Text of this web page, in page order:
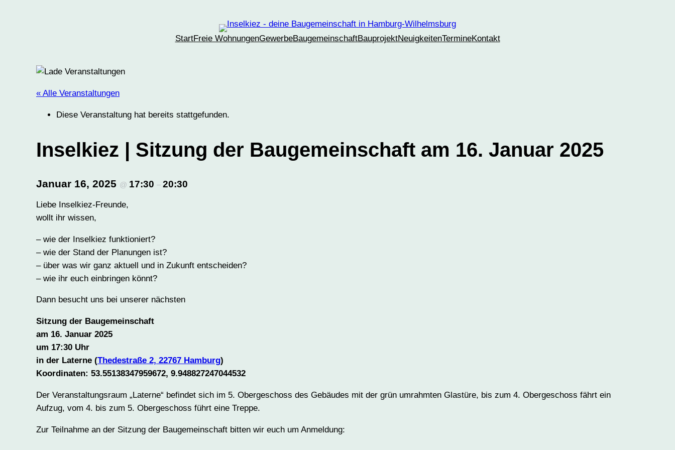
StartFreie WohnungenGewerbeBaugemeinschaftBauprojektNeuigkeitenTermineKontakt
« Alle Veranstaltungen
Diese Veranstaltung hat bereits stattgefunden.
Inselkiez | Sitzung der Baugemeinschaft am 16. Januar 2025
Januar 16, 2025 @ 17:30 – 20:30
Liebe Inselkiez-Freunde,
wollt ihr wissen,
– wie der Inselkiez funktioniert?
– wie der Stand der Planungen ist?
– über was wir ganz aktuell und in Zukunft entscheiden?
– wie ihr euch einbringen könnt?
Dann besucht uns bei unserer nächsten
Sitzung der Baugemeinschaft
am 16. Januar 2025
um 17:30 Uhr
in der Laterne (Thedestraße 2, 22767 Hamburg)
Koordinaten: 53.55138347959672, 9.948827247044532
Der Veranstaltungsraum „Laterne“ befindet sich im 5. Obergeschoss des Gebäudes mit der grün umrahmten Glastüre, bis zum 4. Obergeschoss fährt ein
Aufzug, vom 4. bis zum 5. Obergeschoss führt eine Treppe.
Zur Teilnahme an der Sitzung der Baugemeinschaft bitten wir euch um Anmeldung: